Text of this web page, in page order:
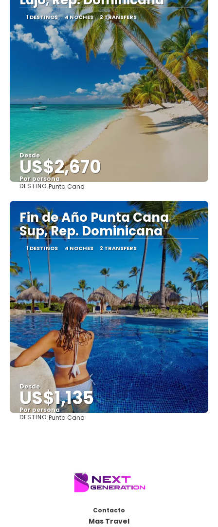
1 DESTINOS 4 NOCHES 2 TRANSFERS
Desde
US$2,670
Por persona
DESTINO:Punta Cana
Fin de Año Punta Cana
Sup, Rep. Dominicana
1 DESTINOS 4 NOCHES 2 TRANSFERS
Desde
US$1,135
Por persona
DESTINO:Punta Cana
Contacto
Mas Travel